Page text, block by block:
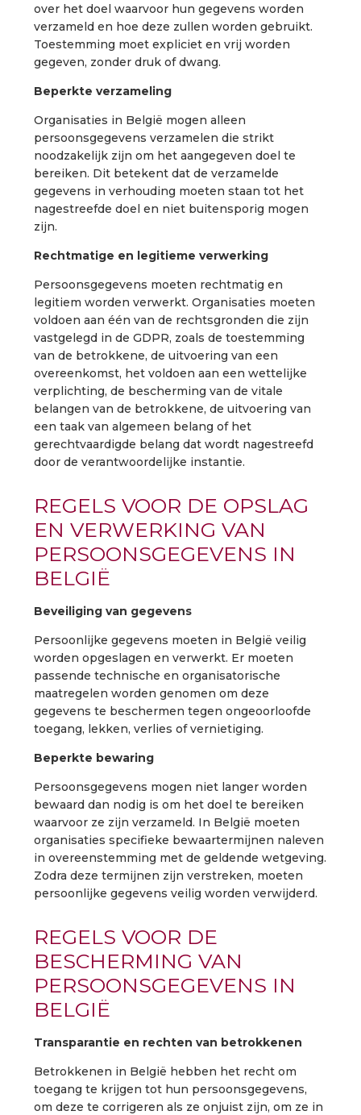
over het doel waarvoor hun gegevens worden
verzameld en hoe deze zullen worden gebruikt.
Toestemming moet expliciet en vrij worden
gegeven, zonder druk of dwang.
Beperkte verzameling
Organisaties in België mogen alleen
persoonsgegevens verzamelen die strikt
noodzakelijk zijn om het aangegeven doel te
bereiken. Dit betekent dat de verzamelde
gegevens in verhouding moeten staan tot het
nagestreefde doel en niet buitensporig mogen
zijn.
Rechtmatige en legitieme verwerking
Persoonsgegevens moeten rechtmatig en
legitiem worden verwerkt. Organisaties moeten
voldoen aan één van de rechtsgronden die zijn
vastgelegd in de GDPR, zoals de toestemming
van de betrokkene, de uitvoering van een
overeenkomst, het voldoen aan een wettelijke
verplichting, de bescherming van de vitale
belangen van de betrokkene, de uitvoering van
een taak van algemeen belang of het
gerechtvaardigde belang dat wordt nagestreefd
door de verantwoordelijke instantie.
REGELS VOOR DE OPSLAG
EN VERWERKING VAN
PERSOONSGEGEVENS IN
BELGIË
Beveiliging van gegevens
Persoonlijke gegevens moeten in België veilig
worden opgeslagen en verwerkt. Er moeten
passende technische en organisatorische
maatregelen worden genomen om deze
gegevens te beschermen tegen ongeoorloofde
toegang, lekken, verlies of vernietiging.
Beperkte bewaring
Persoonsgegevens mogen niet langer worden
bewaard dan nodig is om het doel te bereiken
waarvoor ze zijn verzameld. In België moeten
organisaties specifieke bewaartermijnen naleven
in overeenstemming met de geldende wetgeving.
Zodra deze termijnen zijn verstreken, moeten
persoonlijke gegevens veilig worden verwijderd.
REGELS VOOR DE
BESCHERMING VAN
PERSOONSGEGEVENS IN
BELGIË
Transparantie en rechten van betrokkenen
Betrokkenen in België hebben het recht om
toegang te krijgen tot hun persoonsgegevens,
om deze te corrigeren als ze onjuist zijn, om ze in